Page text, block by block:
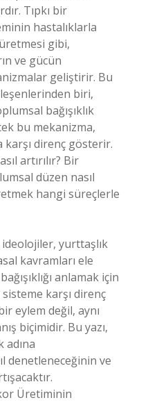
Tıpkı bir
hastalıklarla
gibi,
ve gücün
geliştirir. Bu
biri,
bağışıklık
bu mekanizma,
direnç gösterir.
artırılır? Bir
düzen nasıl
hangi süreçlerle
yurttaşlık
kavramları ele
anlamak için
karşı direnç
eylem değil, aynı
biçimidir. Bu yazı,
adına
denetleneceğinin ve
Üretiminin